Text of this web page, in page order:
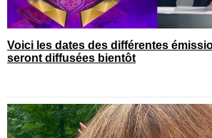
Voici les dates des différentes
seront diffusées bientôt